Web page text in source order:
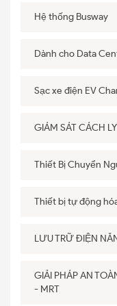
Hệ thống Busway
Dành cho Data
Sạc xe điện EV
GIÁM SÁT CÁCH
Thiết Bị Chuyển
Thiết bị tự động
LƯU TRỮ ĐIỆN
GIẢI PHÁP AN
- MRT